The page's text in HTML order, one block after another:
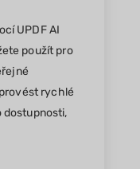
UPDF AI
použít pro
rychlé
dostupnosti,